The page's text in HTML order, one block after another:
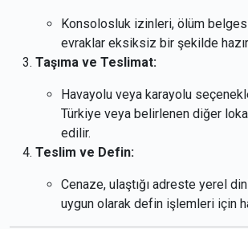
Konsolosluk izinleri, ölüm
evraklar eksiksiz bir şekilde
Taşıma ve Teslimat:
Havayolu veya karayolu
Türkiye veya belirlenen diğer
edilir.
Teslim ve Defin:
Cenaze, ulaştığı adreste yerel
uygun olarak defin işlemleri için